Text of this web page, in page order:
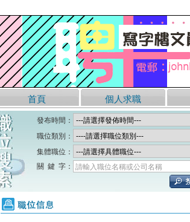
首頁 個人求職
發布時間：
職位類別：
集體職位：
關 鍵 字：
請輸入職位名稱或公司名稱
職位信息